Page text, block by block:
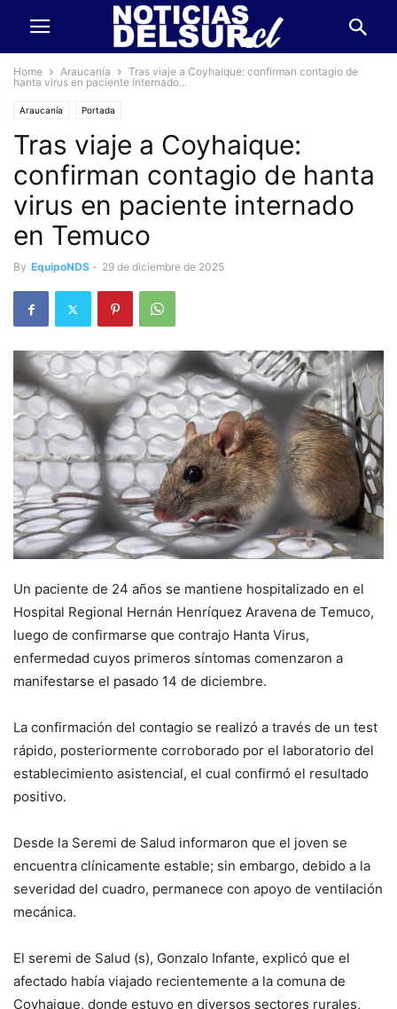
Home Araucanía
Tras viaje a Coyhaique: confirman contagio de
hanta virus en paciente internado...
Araucanía Portada
Tras viaje a Coyhaique:
confirman contagio de hanta
virus en paciente internado
en Temuco
By EquipoNDS - 29 de diciembre de 2025
Un paciente de 24 años se mantiene hospitalizado en el
Hospital Regional Hernán Henríquez Aravena de Temuco,
luego de confirmarse que contrajo Hanta Virus,
enfermedad cuyos primeros síntomas comenzaron a
manifestarse el pasado 14 de diciembre.
La confirmación del contagio se realizó a través de un test
rápido, posteriormente corroborado por el laboratorio del
establecimiento asistencial, el cual confirmó el resultado
positivo.
Desde la Seremi de Salud informaron que el joven se
encuentra clínicamente estable; sin embargo, debido a la
severidad del cuadro, permanece con apoyo de ventilación
mecánica.
El seremi de Salud (s), Gonzalo Infante, explicó que el
afectado había viajado recientemente a la comuna de
Coyhaique, donde estuvo en diversos sectores rurales,